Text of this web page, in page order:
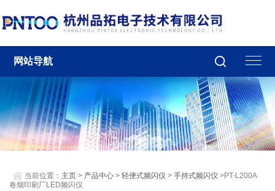
网站导航
当前位置： 主页 > 产品中心 >轻便式频闪仪 >手持式频闪仪 >PT-L200A
卷烟印刷厂LED频闪仪